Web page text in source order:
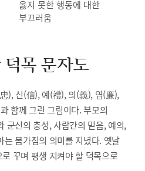
옳지 못한 행동에 대한
부끄러움
덕목 문자도
), 신(信), 예(禮), 의(義), 염(廉),
함께 그린 그림이다. 부모의
군신의 충성, 사람간의 믿음, 예의,
는 몸가짐의 의미를 지녔다. 옛날
꾸며 평생 지켜야 할 덕목으로